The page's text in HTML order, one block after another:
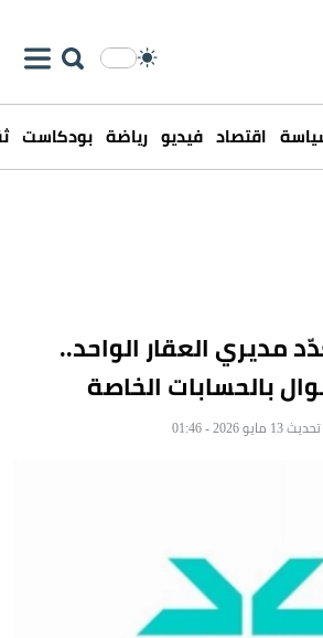
اقتصاد فيديو رياضة بودكاست
مديري العقار الواحد..
بالحسابات الخاصة